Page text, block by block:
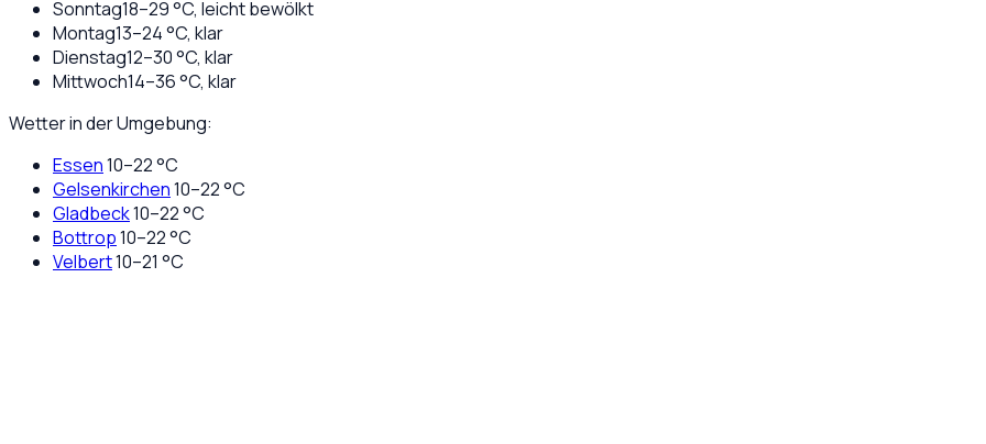
Sonntag18–29°C, leicht bewölkt
Montag13–24°C, klar
Dienstag12–30°C, klar
Mittwoch14–36°C, klar
Wetter in der Umgebung:
Essen10–22°C
Gelsenkirchen10–22°C
Gladbeck10–22°C
Bottrop10–22°C
Velbert10–21 °C